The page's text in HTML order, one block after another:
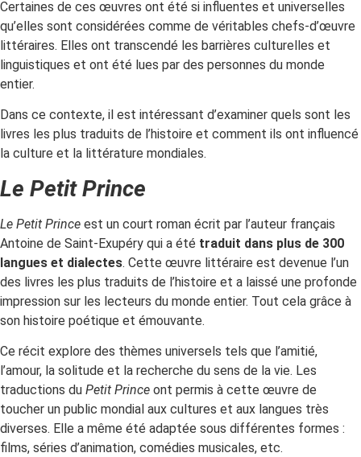
Certaines de ces œuvres ont été si influentes et universelles
qu’elles sont considérées comme de véritables chefs-d’œuvre
littéraires. Elles ont transcendé les barrières culturelles et
linguistiques et ont été lues par des personnes du monde
entier.
Dans ce contexte, il est intéressant d’examiner quels sont les
livres les plus traduits de l’histoire et comment ils ont influencé
la culture et la littérature mondiales.
Le Petit Prince
Le Petit Prince est un court roman écrit par l’auteur français
Antoine de Saint-Exupéry qui a été traduit dans plus de 300
langues et dialectes. Cette œuvre littéraire est devenue l’un
des livres les plus traduits de l’histoire et a laissé une profonde
impression sur les lecteurs du monde entier. Tout cela grâce à
son histoire poétique et émouvante.
Ce récit explore des thèmes universels tels que l’amitié,
l’amour, la solitude et la recherche du sens de la vie. Les
traductions du Petit Prince ont permis à cette œuvre de
toucher un public mondial aux cultures et aux langues très
diverses. Elle a même été adaptée sous différentes formes :
films, séries d’animation, comédies musicales, etc.